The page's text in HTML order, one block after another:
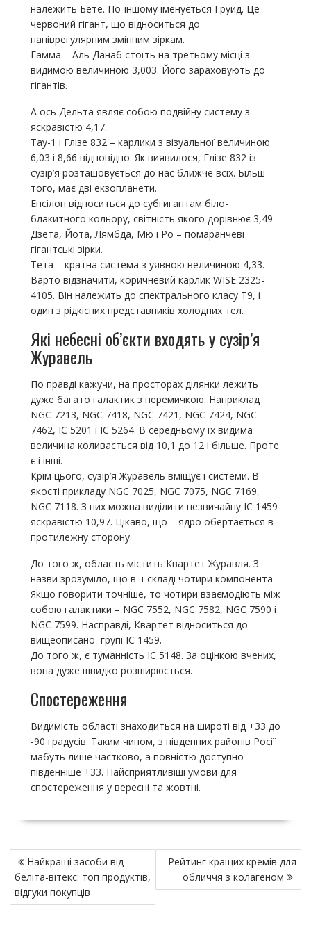
належить Бете. По-іншому іменується Груид. Це
червоний гігант, що відноситься до
напіврегулярним змінним зіркам.
Гамма – Аль Данаб стоїть на третьому місці з
видимою величиною 3,003. Його зараховують до
гігантів.
А ось Дельта являє собою подвійну систему з
яскравістю 4,17.
Тау-1 і Глізе 832 – карлики з візуальної величиною
6,03 і 8,66 відповідно. Як виявилося, Глізе 832 із
сузір’я розташовується до нас ближче всіх. Більш
того, має дві екзопланети.
Епсілон відноситься до субгигантам біло-
блакитного кольору, світність якого дорівнює 3,49.
Дзета, Йота, Лямбда, Мю і Ро – помаранчеві
гігантські зірки.
Тета – кратна система з уявною величиною 4,33.
Варто відзначити, коричневий карлик WISE 2325-
4105. Він належить до спектрального класу Т9, і
один з рідкісних представників холодних тел.
Які небесні об’єкти входять у сузір’я
Журавель
По правді кажучи, на просторах ділянки лежить
дуже багато галактик з перемичкою. Наприклад
NGC 7213, NGC 7418, NGC 7421, NGC 7424, NGC
7462, IC 5201 і IC 5264. В середньому їх видима
величина коливається від 10,1 до 12 і більше. Проте
є і інші.
Крім цього, сузір’я Журавель вміщує і системи. В
якості прикладу NGC 7025, NGC 7075, NGC 7169,
NGC 7118. З них можна виділити незвичайну IC 1459
яскравістю 10,97. Цікаво, що її ядро обертається в
протилежну сторону.
До того ж, область містить Квартет Журавля. З
назви зрозуміло, що в її складі чотири компонента.
Якщо говорити точніше, то чотири взаємодіють між
собою галактики – NGC 7552, NGC 7582, NGC 7590 і
NGC 7599. Насправді, Квартет відноситься до
вищеописаної групі IC 1459.
До того ж, є туманність IC 5148. За оцінкою вчених,
вона дуже швидко розширюється.
Спостереження
Видимість області знаходиться на широті від +33 до
-90 градусів. Таким чином, з південних районів Росії
мабуть лише частково, а повністю доступно
південніше +33. Найсприятливіші умови для
спостереження у вересні та жовтні.
Н
а
в
и
Найкращі засоби від
беліта-вітекс: топ продуктів,
відгуки покупців
Рейтинг кращих кремів для
обличчя з колагеном